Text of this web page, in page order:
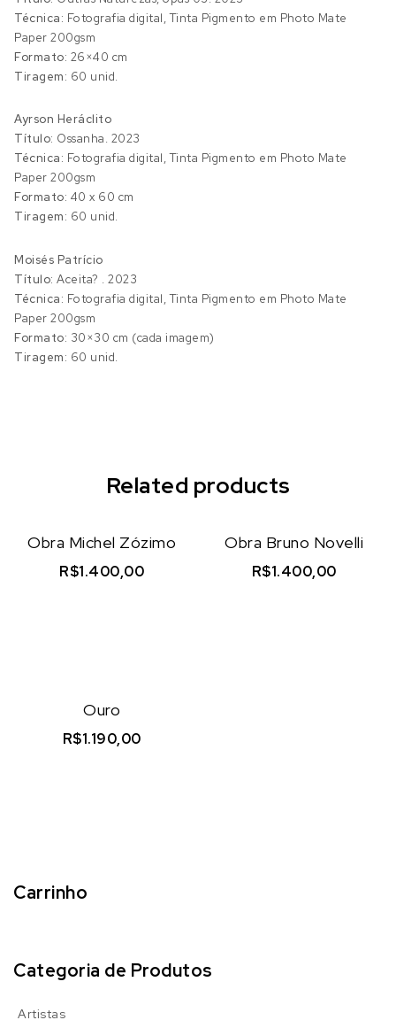
Técnica: Fotografia digital, Tinta Pigmento em Photo Mate
Paper 200gsm
Formato: 26×40 cm
Tiragem: 60 unid.
Ayrson Heráclito
Título: Ossanha. 2023
Técnica: Fotografia digital, Tinta Pigmento em Photo Mate
Paper 200gsm
Formato: 40 x 60 cm
Tiragem: 60 unid.
Moisés Patrício
Título: Aceita? . 2023
Técnica: Fotografia digital, Tinta Pigmento em Photo Mate
Paper 200gsm
Formato: 30×30 cm (cada imagem)
Tiragem: 60 unid.
Related products
Obra Michel Zózimo
R$1.400,00
Obra Bruno Novelli
R$1.400,00
Ouro
R$1.190,00
Carrinho
Categoria de Produtos
Artistas